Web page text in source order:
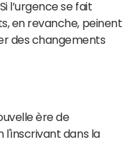
l’urgence se fait
en revanche, peinent
des changements
ère de
l'inscrivant dans la